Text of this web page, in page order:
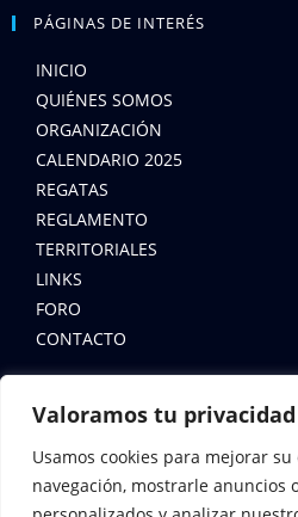
Valoramos tu privacidad
Usamos cookies para mejorar
navegación, mostrarle anuncios
PÁGINAS DE INTERÉS
INICIO
QUIÉNES SOMOS
ORGANIZACIÓN
CALENDARIO 2025
REGATAS
REGLAMENTO
TERRITORIALES
LINKS
FORO
CONTACTO
LEYES
AVISO LEGAL
POLÍTICA DE COOKIES